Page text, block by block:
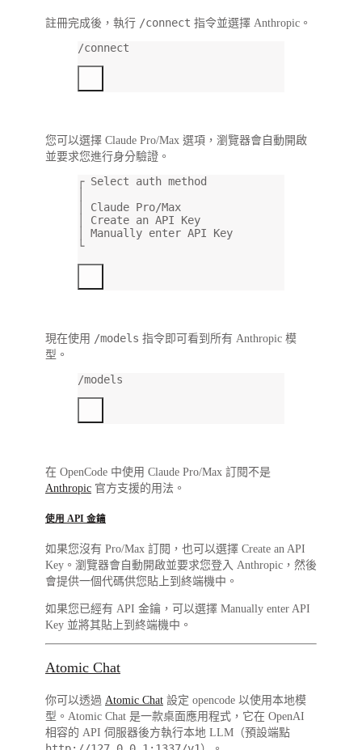
註冊完成後，執行 /connect 指令並選擇 Anthropic。
/connect
您可以選擇 Claude Pro/Max 選項，瀏覽器會自動開啟
並要求您進行身分驗證。
┌ Select auth method
│ Claude Pro/Max
│ Create an API Key
│ Manually enter API Key
└
現在使用 /models 指令即可看到所有 Anthropic 模
型。
/models
在 OpenCode 中使用 Claude Pro/Max 訂閱不是
Anthropic 官方支援的用法。
使用 API 金鑰
如果您沒有 Pro/Max 訂閱，也可以選擇 Create an API
Key 。瀏覽器會自動開啟並要求您登入 Anthropic，然後
會提供一個代碼供您貼上到終端機中。
如果您已經有 API 金鑰，可以選擇 Manually enter API
Key 並將其貼上到終端機中。
Atomic Chat
你可以透過 Atomic Chat 設定 opencode 以使用本地模
型。Atomic Chat 是一款桌面應用程式，它在 OpenAI
相容的 API 伺服器後方執行本地 LLM（預設端點